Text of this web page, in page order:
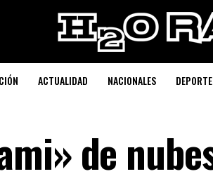
ACTUALIDAD NACIONALES
de